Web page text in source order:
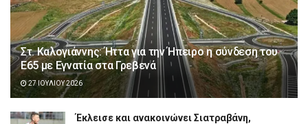
Στ. Καλογιάννης: Ήττα για την Ήπειρο η σύνδεση του
Ε65 με Εγνατία στα Γρεβενά
27 ΙΟΥΛΊΟΥ 2026
Έκλεισε και ανακοινώνει Σιατραβάνη,